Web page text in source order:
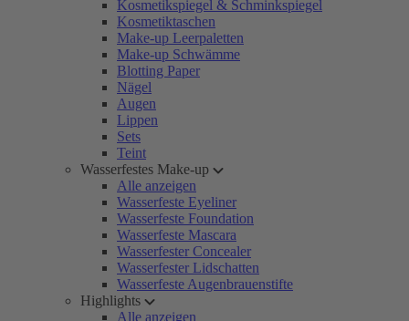
Kosmetikspiegel & Schminkspiegel
Kosmetiktaschen
Make-up Leerpaletten
Make-up Schwämme
Blotting Paper
Nägel
Augen
Lippen
Sets
Teint
Wasserfestes Make-up
Alle anzeigen
Wasserfeste Eyeliner
Wasserfeste Foundation
Wasserfeste Mascara
Wasserfester Concealer
Wasserfester Lidschatten
Wasserfeste Augenbrauenstifte
Highlights
Alle anzeigen